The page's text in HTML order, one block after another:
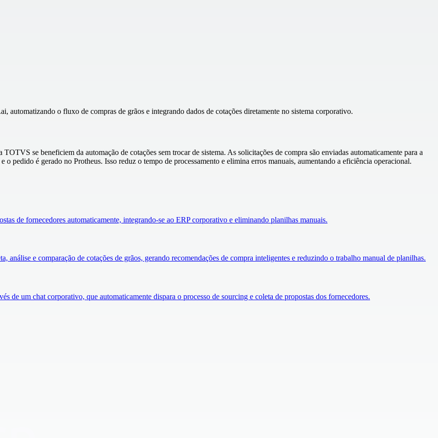
automatizando o fluxo de compras de grãos e integrando dados de cotações diretamente no sistema corporativo.
se beneficiem da automação de cotações sem trocar de sistema. As solicitações de compra são enviadas automaticamente para a
o pedido é gerado no Protheus. Isso reduz o tempo de processamento e elimina erros manuais, aumentando a eficiência operacional.
de fornecedores automaticamente, integrando-se ao ERP corporativo e eliminando planilhas manuais.
análise e comparação de cotações de grãos, gerando recomendações de compra inteligentes e reduzindo o trabalho manual de planilhas.
de um chat corporativo, que automaticamente dispara o processo de sourcing e coleta de propostas dos fornecedores.